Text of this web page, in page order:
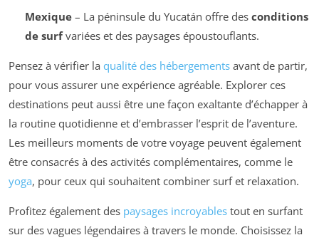
Mexique– La péninsule du Yucatán offre des conditions
de surfvariées et des paysages époustouflants.
Pensez à vérifier la qualité des hébergements avant de partir,
pour vous assurer une expérience agréable. Explorer ces
destinations peut aussi être une façon exaltante d’échapper à
la routine quotidienne et d’embrasser l’esprit de l’aventure.
Les meilleurs moments de votre voyage peuvent également
être consacrés à des activités complémentaires, comme le
yoga, pour ceux qui souhaitent combiner surf et relaxation.
Profitez également des paysages incroyables tout en surfant
sur des vagues légendaires à travers le monde. Choisissez la